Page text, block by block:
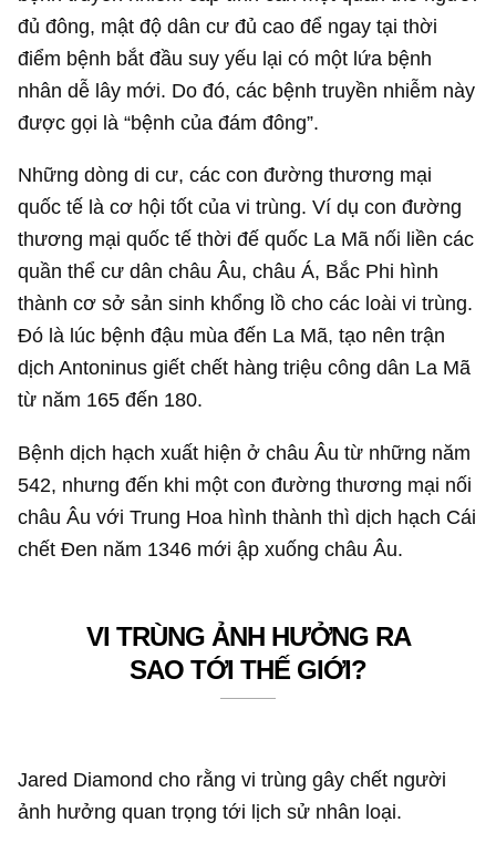
đủ đông, mật độ dân cư đủ cao để ngay tại thời
điểm bệnh bắt đầu suy yếu lại có một lứa bệnh
nhân dễ lây mới. Do đó, các bệnh truyền nhiễm này
được gọi là “bệnh của đám đông”.
Những dòng di cư, các con đường thương mại
quốc tế là cơ hội tốt của vi trùng. Ví dụ con đường
thương mại quốc tế thời đế quốc La Mã nối liền các
quần thể cư dân châu Âu, châu Á, Bắc Phi hình
thành cơ sở sản sinh khổng lồ cho các loài vi trùng.
Đó là lúc bệnh đậu mùa đến La Mã, tạo nên trận
dịch Antoninus giết chết hàng triệu công dân La Mã
từ năm 165 đến 180.
Bệnh dịch hạch xuất hiện ở châu Âu từ những năm
542, nhưng đến khi một con đường thương mại nối
châu Âu với Trung Hoa hình thành thì dịch hạch Cái
chết Đen năm 1346 mới ập xuống châu Âu.
VI TRÙNG ẢNH HƯỞNG RA
SAO TỚI THẾ GIỚI?
Jared Diamond cho rằng vi trùng gây chết người
ảnh hưởng quan trọng tới lịch sử nhân loại.